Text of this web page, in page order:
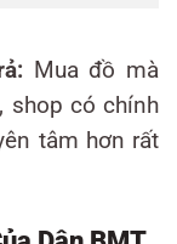
Mua đồ mà
shop có chính
tâm hơn rất